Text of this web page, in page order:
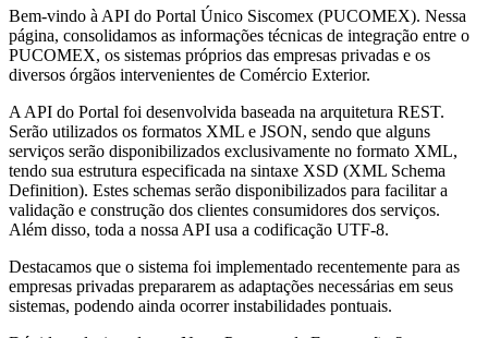
Bem-vindo à API do Portal Único Siscomex (PUCOMEX). Nessa
página, consolidamos as informações técnicas de integração entre o
PUCOMEX, os sistemas próprios das empresas privadas e os
diversos órgãos intervenientes de Comércio Exterior.
A API do Portal foi desenvolvida baseada na arquitetura REST.
Serão utilizados os formatos XML e JSON, sendo que alguns
serviços serão disponibilizados exclusivamente no formato XML,
tendo sua estrutura especificada na sintaxe XSD (XML Schema
Definition). Estes schemas serão disponibilizados para facilitar a
validação e construção dos clientes consumidores dos serviços.
Além disso, toda a nossa API usa a codificação UTF-8.
Destacamos que o sistema foi implementado recentemente para as
empresas privadas prepararem as adaptações necessárias em seus
sistemas, podendo ainda ocorrer instabilidades pontuais.